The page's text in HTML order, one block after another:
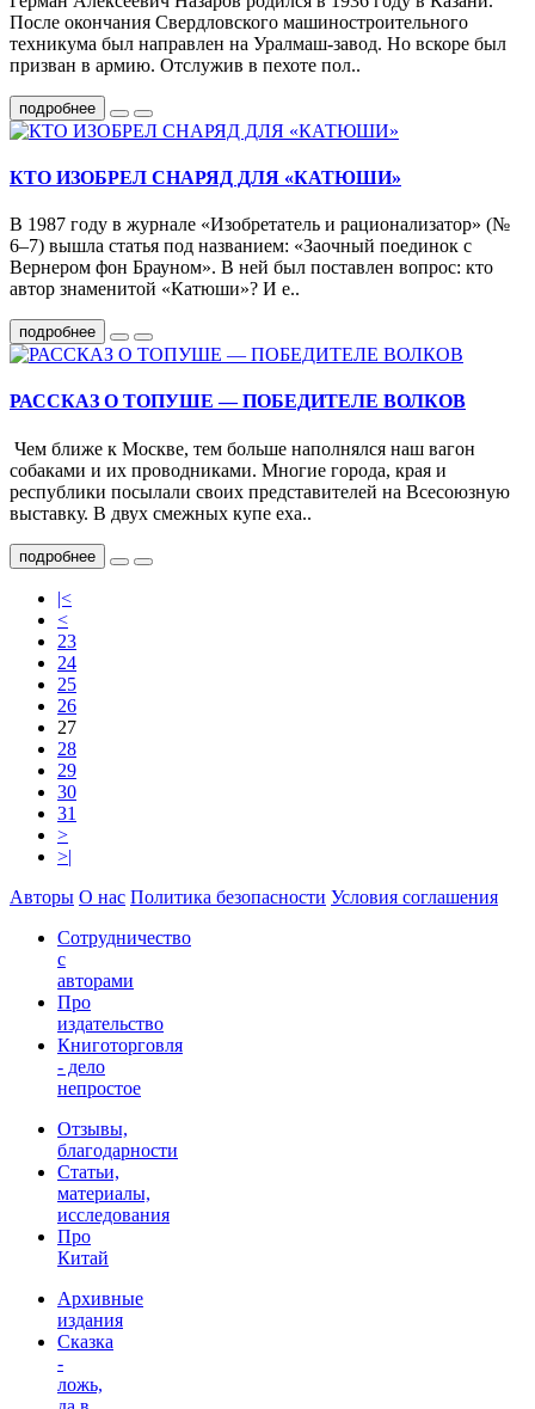
После окончания Свердловского машиностроительного
техникума был направлен на Уралмаш-завод. Но вскоре был
призван в армию. Отслужив в пехоте пол..
подробнее
КТО ИЗОБРЕЛ СНАРЯД ДЛЯ «КАТЮШИ»
В 1987 году в журнале «Изобретатель и рационали­затор» (№
6–7) вышла статья под названием: «Заочный поединок с
Вернером фон Брауном». В ней был постав­лен вопрос: кто
автор знаменитой «Катюши»? И е..
подробнее
РАССКАЗ О ТОПУШЕ — ПОБЕДИТЕЛЕ ВОЛКОВ
Чем ближе к Москве, тем больше наполнялся наш вагон
собаками и их проводниками. Многие города, края и
республики посылали своих представителей на Все­союзную
выставку. В двух смежных купе еха..
подробнее
|<
<
23
24
25
26
27
28
29
30
31
>
>|
Авторы О нас Политика безопасности Условия соглашения
Сотрудничество
с
авторами
Про
издательство
Книготорговля
- дело
непростое
Отзывы,
благодарности
Статьи,
материалы,
исследования
Про
Китай
Архивные
издания
Сказка
-
ложь,